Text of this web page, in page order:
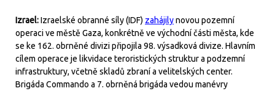
Izrael:Izraelské obranné síly (IDF) zahájilynovou pozemní
operaci ve městě Gaza, konkrétně ve východní části města, kde
se ke 162. obrněné divizi připojila 98. výsadková divize. Hlavním
cílem operace je likvidace teroristických struktur a podzemní
infrastruktury, včetně skladů zbraní a velitelských center.
Brigáda Commando a 7. obrněná brigáda vedou manévry